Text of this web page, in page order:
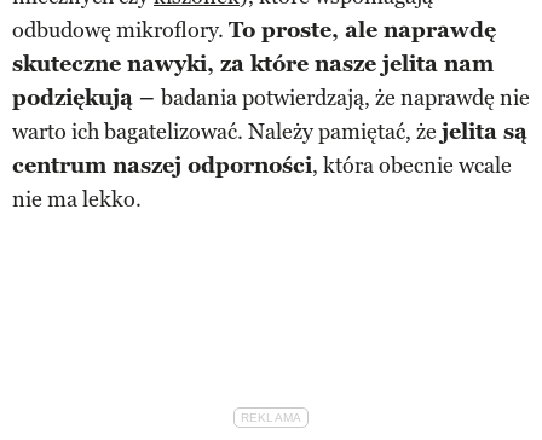
odbudowę mikroflory. To proste, ale naprawdę
skuteczne nawyki, za które nasze jelita nam
podziękują – badania potwierdzają, że naprawdę nie
warto ich bagatelizować. Należy pamiętać, że jelita są
centrum naszej odporności, która obecnie wcale
nie ma lekko.